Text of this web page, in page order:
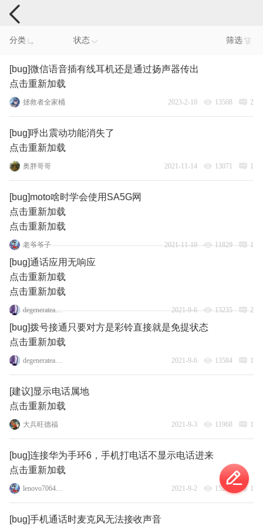
手机反馈
分类 状态 筛选
[bug]微信语音插有线耳机还是通过扬声器传出
点击重新加载
拯救者全家桶 2023-2-10 13508 2
[bug]呼出震动功能消失了
点击重新加载
奥胖哥哥 2021-11-14 13071 1
[bug]moto啥时学会使用SA5G网
点击重新加载
点击重新加载
老爷爷子 2021-11-10 11829 1
[bug]通话应用无响应
点击重新加载
点击重新加载
degenerateangel163 2021-9-6 13235 2
[bug]拨号接通只要对方是彩铃直接就是免提状态
点击重新加载
degenerateangel163 2021-9-6 13584 1
[建议]显示电话属地
点击重新加载
大兵旺德福 2021-9-3 11968 1
[bug]连接华为手环6，手机打电话不显示电话进来
点击重新加载
lenovo70644993 2021-9-2 15216 1
[bug]手机通话时麦克风无法接收声音